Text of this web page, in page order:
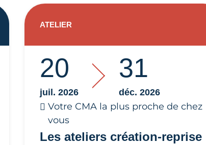
Les ateliers création-reprise
20
juil. 2026
31
déc. 2026
Votre CMA la plus proche de chez
vous
ATELIER